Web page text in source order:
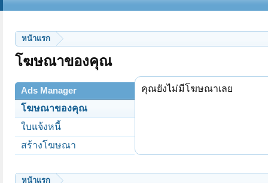
หน้าแรก
โฆษณาของคุณ
Ads Manager
โฆษณาของคุณ
ใบแจ้งหนี้
สร้างโฆษณา
คุณยังไม่มีโฆษณาเลย
หน้าแรก